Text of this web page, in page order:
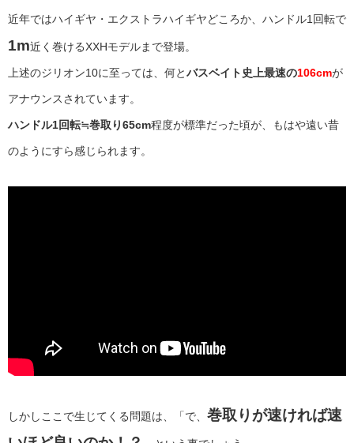
近年ではハイギヤ・エクストラハイギヤどころか、ハンドル1回転で
1m近く巻けるXXHモデルまで登場。
上述のジリオン10に至っては、何とバスベイト史上最速の106cmが
アナウンスされています。
ハンドル1回転≒巻取り65cm程度が標準だった頃が、もはや遠い昔
のようにすら感じられます。
しかしここで生じてくる問題は、「で、 巻取りが速ければ速